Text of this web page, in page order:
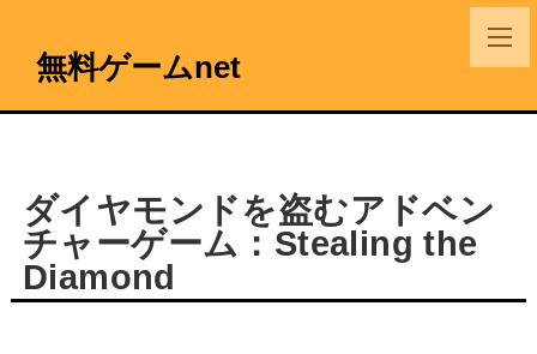
無料ゲームnet
ダイヤモンドを盗むアドベン
チャーゲーム：Stealing the
Diamond